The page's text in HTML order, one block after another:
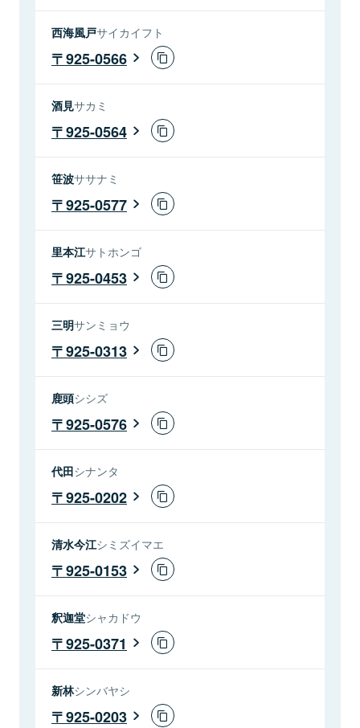
西海風戸サイカイフト
925-0566
酒見サカミ
925-0564
笹波ササナミ
925-0577
里本江サトホンゴ
925-0453
三明サンミョウ
925-0313
鹿頭シシズ
925-0576
代田シナンタ
925-0202
清水今江シミズイマエ
925-0153
釈迦堂シャカドウ
925-0371
新林シンバヤシ
925-0203